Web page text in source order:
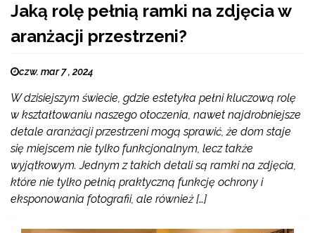
Jaką rolę pełnią ramki na zdjęcia w
aranżacji przestrzeni?
czw. mar 7 , 2024
W dzisiejszym świecie, gdzie estetyka pełni kluczową rolę
w kształtowaniu naszego otoczenia, nawet najdrobniejsze
detale aranżacji przestrzeni mogą sprawić, że dom staje
się miejscem nie tylko funkcjonalnym, lecz także
wyjątkowym. Jednym z takich detali są ramki na zdjęcia,
które nie tylko pełnią praktyczną funkcję ochrony i
eksponowania fotografii, ale również […]